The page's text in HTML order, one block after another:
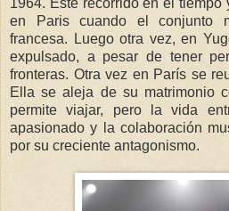
en Paris cuando el conjunto
francesa. Luego otra vez, en
expulsado, a pesar de tener
fronteras. Otra vez en París se
Ella se aleja de su matrimonio
permite viajar, pero la vida
apasionado y la colaboración
por su creciente antagonismo.